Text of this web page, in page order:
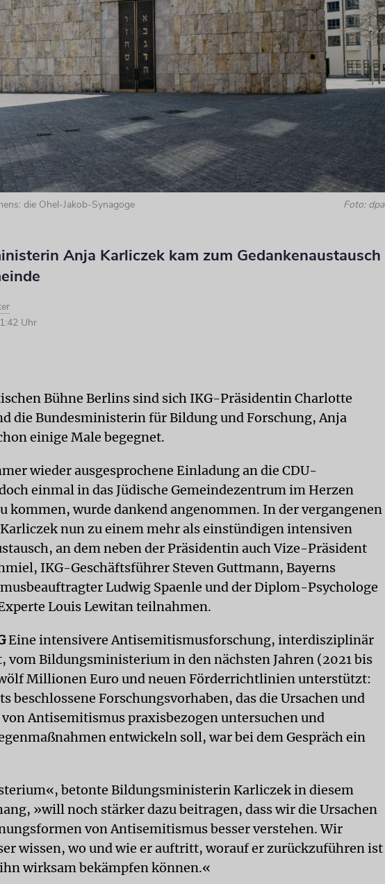
die Ohel-Jakob-Synagoge Foto: dpa
Anja Karliczek kam zum Gedankenaustausch
Uhr
Bühne Berlins sind sich IKG-Präsidentin Charlotte
die Bundesministerin für Bildung und Forschung, Anja
einige Male begegnet.
wieder ausgesprochene Einladung an die CDU-
einmal in das Jüdische Gemeindezentrum im Herzen
kommen, wurde dankend angenommen. In der vergangenen
nun zu einem mehr als einstündigen intensiven
an dem neben der Präsidentin auch Vize-Präsident
IKG-Geschäftsführer Steven Guttmann, Bayerns
Ludwig Spaenle und der Diplom-Psychologe
Louis Lewitan teilnahmen.
Eine intensivere Antisemitismusforschung, interdisziplinär
vom Bildungsministerium in den nächsten Jahren (2021 bis
Millionen Euro und neuen Förderrichtlinien unterstützt:
beschlossene Forschungsvorhaben, das die Ursachen und
Antisemitismus praxisbezogen untersuchen und
entwickeln soll, war bei dem Gespräch ein
betonte Bildungsministerin Karliczek in diesem
»will noch stärker dazu beitragen, dass wir die Ursachen
von Antisemitismus besser verstehen. Wir
wissen, wo und wie er auftritt, worauf er zurückzuführen ist
wirksam bekämpfen können.«